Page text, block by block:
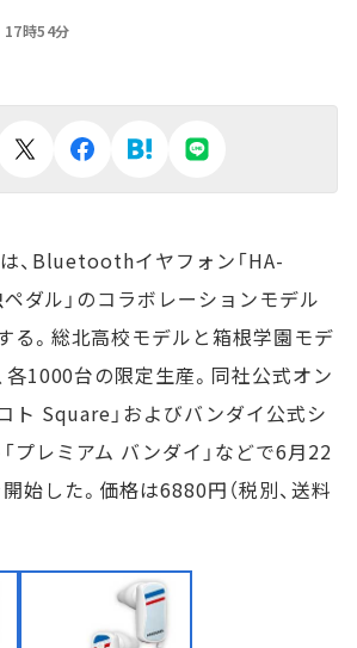
時54分
、Bluetoothイヤフォン「HA-
ペダル」のコラボレーションモデル
る。総北高校モデルと箱根学園モデ
各1000台の限定生産。同社公式オン
ト Square」およびバンダイ公式シ
プレミアム バンダイ」などで6月22
始した。価格は6880円（税別、送料